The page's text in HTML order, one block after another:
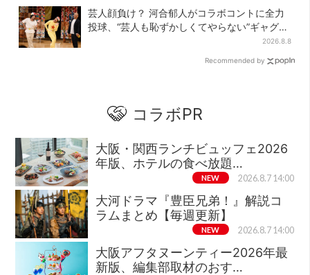
芸人顔負け？ 河合郁人がコラボコントに全力
投球、“芸人も恥ずかしくてやらない”ギャグに
2026.8.8
Recommended by
コラボPR
大阪・関西ランチビュッフェ2026
年版、ホテルの食べ放題…
NEW 2026.8.7 14:00
大河ドラマ『豊臣兄弟！』解説コ
ラムまとめ【毎週更新】
NEW 2026.8.7 14:00
大阪アフタヌーンティー2026年最
新版、編集部取材のおす…